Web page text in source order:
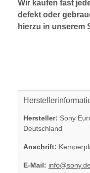
Wir kaufen fast
defekt oder
hierzu in unserem
Hersteller: Sony
Deutschland
Anschrift:
E-Mail: info@sony.de